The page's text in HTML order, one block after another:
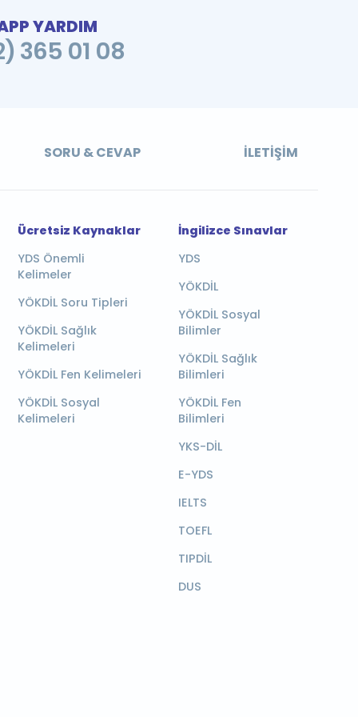
YARDIM
365 01 08
SORU & CEVAP İLETIŞIM
Ücretsiz Kaynaklar
YDS Önemli
Kelimeler
YÖKDİL Soru Tipleri
YÖKDİL Sağlık
Kelimeleri
YÖKDİL Fen Kelimeleri
YÖKDİL Sosyal
Kelimeleri
İngilizce Sınavlar
YDS
YÖKDİL
YÖKDİL Sosyal
Bilimler
YÖKDİL Sağlık
Bilimleri
YÖKDİL Fen
Bilimleri
YKS-DİL
E-YDS
IELTS
TOEFL
TIPDİL
DUS